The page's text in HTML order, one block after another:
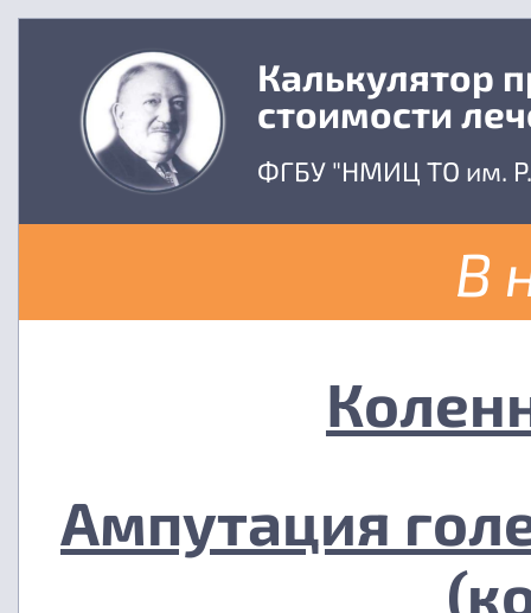
Калькулятор
стоимости
ФГБУ "НМИЦ ТО им.
В
Ампутация